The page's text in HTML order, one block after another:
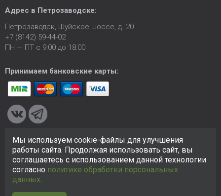
Адрес в Петрозаводске:
Петрозаводск, Шуйское шоссе, д. 20
+7 (8142) 59-44-02
ПН — ПТ с 9:00 до 18:00
Принимаем банковские карты:
© 2005-2026 ООО «КСК». Сайтhttps://petrozavodsk.ksk24.ru
создан исключительно в информационных целях и любая
информация на сайте не является публичной офертой.
Политика в отношении персональных данных
Мы используем cookie-файлы для улучшения
работы сайта. Продолжая использовать сайт, вы
соглашаетесь с использованием данной технологии
согласно политике обработки персональных
данных.